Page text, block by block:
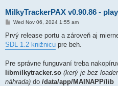
		<key_item Type="TDK" Index="041" Len="16" KCV="7AD761" />
		<key_item Type="TDK" Index="047" Len="16" KCV="F2A8CD" />
	</keyinfo>
</devinfo>
e
MilkyTrackerPAX v0.90.86 -
P
s
Wed Nov 06, 2024 1:55 am
Prvý release portu a zároveň aj
SDL 1.2 knižnicu pre beh.
Pre správne funguvaní treba
libmilkytracker.so (kerý je bez
náhrada) do /data/app/MAINAPP/lib